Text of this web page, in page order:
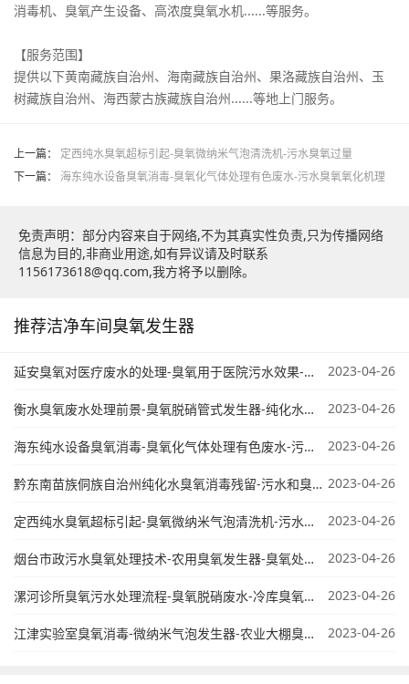
消毒机、臭氧产生设备、高浓度臭氧水机......等服务。
【服务范围】
提供以下黄南藏族自治州、海南藏族自治州、果洛藏族自治州、玉
树藏族自治州、海西蒙古族藏族自治州......等地上门服务。
上一篇：
定西纯水臭氧超标引起-臭氧微纳米气泡清洗机-污水臭氧过量
下一篇：
海东纯水设备臭氧消毒-臭氧化气体处理有色废水-污水臭氧氧化机理
免责声明：部分内容来自于网络,不为其真实性负责,只为传播网络
信息为目的,非商业用途,如有异议请及时联系
1156173618@qq.com,我方将予以删除。
推荐洁净车间臭氧发生器
延安臭氧对医疗废水的处理-臭氧用于医院污水效果-桶装水臭氧设备 2023-04-26
衡水臭氧废水处理前景-臭氧脱硝管式发生器-纯化水臭氧电极几年更换 2023-04-26
海东纯水设备臭氧消毒-臭氧化气体处理有色废水-污水臭氧氧化机理 2023-04-26
黔东南苗族侗族自治州纯化水臭氧消毒残留-污水和臭氧哪个好-洁净间臭氧 2023-04-26
定西纯水臭氧超标引起-臭氧微纳米气泡清洗机-污水臭氧过量 2023-04-26
烟台市政污水臭氧处理技术-农用臭氧发生器-臭氧处理含硫废水 2023-04-26
漯河诊所臭氧污水处理流程-臭氧脱硝废水-冷库臭氧消毒时间 2023-04-26
江津实验室臭氧消毒-微纳米气泡发生器-农业大棚臭氧水机 2023-04-26